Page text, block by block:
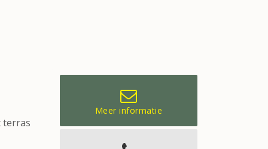
terras
Meer informatie